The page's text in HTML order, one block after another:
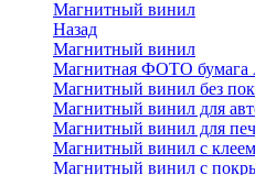
Магнитный винил
Назад
Магнитный винил
Магнитная ФОТО бумага
Магнитный винил без
Магнитный винил для
Магнитный винил для
Магнитный винил с клеем
Магнитный винил с